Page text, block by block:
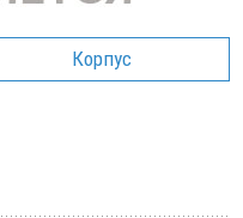
Корпус